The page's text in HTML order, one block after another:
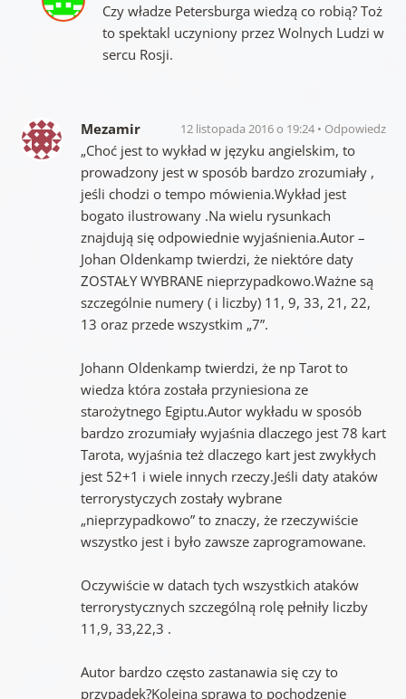
Czy władze Petersburga wiedzą co robią? Toż
to spektakl uczyniony przez Wolnych Ludzi w
sercu Rosji.
Mezamir 12 listopada 2016 o 19:24 Odpowiedz
„Choć jest to wykład w języku angielskim, to
prowadzony jest w sposób bardzo zrozumiały ,
jeśli chodzi o tempo mówienia.Wykład jest
bogato ilustrowany .Na wielu rysunkach
znajdują się odpowiednie wyjaśnienia.Autor –
Johan Oldenkamp twierdzi, że niektóre daty
ZOSTAŁY WYBRANE nieprzypadkowo.Ważne są
szczególnie numery ( i liczby) 11, 9, 33, 21, 22,
13 oraz przede wszystkim „7”.
Johann Oldenkamp twierdzi, że np Tarot to
wiedza która została przyniesiona ze
starożytnego Egiptu.Autor wykładu w sposób
bardzo zrozumiały wyjaśnia dlaczego jest 78 kart
Tarota, wyjaśnia też dlaczego kart jest zwykłych
jest 52+1 i wiele innych rzeczy.Jeśli daty ataków
terrorystyczych zostały wybrane
„nieprzypadkowo” to znaczy, że rzeczywiście
wszystko jest i było zawsze zaprogramowane.
Oczywiście w datach tych wszystkich ataków
terrorystycznych szczególną rolę pełniły liczby
11,9, 33,22,3 .
Autor bardzo często zastanawia się czy to
przypadek?Kolejna sprawa to pochodzenie